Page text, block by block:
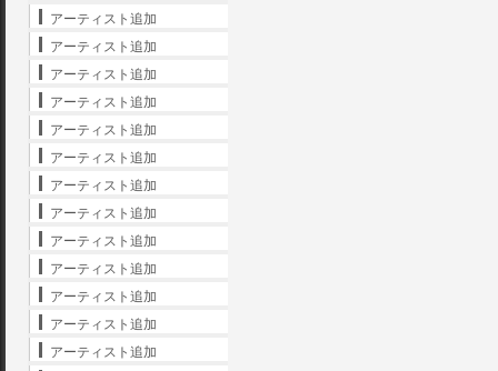
アーティスト追加
アーティスト追加
アーティスト追加
アーティスト追加
アーティスト追加
アーティスト追加
アーティスト追加
アーティスト追加
アーティスト追加
アーティスト追加
アーティスト追加
アーティスト追加
アーティスト追加